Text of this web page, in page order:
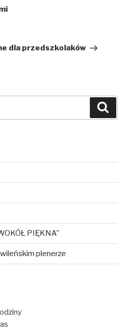
dla przedszkolaków
PIĘKNA”
plenerze